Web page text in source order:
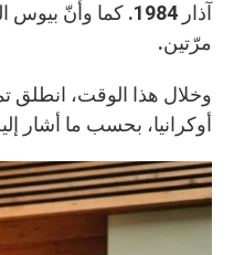
آذار 1984. كما
مرّتين.
وخلال هذا الوقت، انطلق
أوكرانيا، بحسب ما أشار